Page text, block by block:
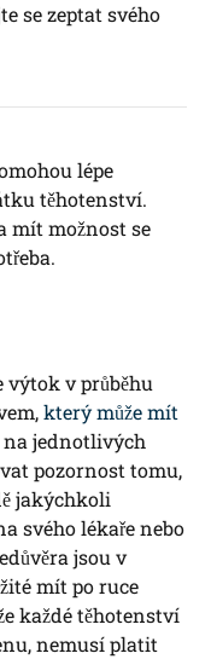
se zeptat svého
lépe
těhotenství.
mít možnost se
výtok v průběhu
který může mít
jednotlivých
pozornost tomu,
jakýchkoli
svého lékaře nebo
jsou v
mít po ruce
každé těhotenství
nemusí platit